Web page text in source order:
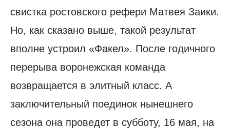
свистка ростовского рефери Матвея Заики.
Но, как сказано выше, такой результат
вполне устроил «Факел». После годичного
перерыва воронежская команда
возвращается в элитный класс. А
заключительный поединок нынешнего
сезона она проведет в субботу, 16 мая, на